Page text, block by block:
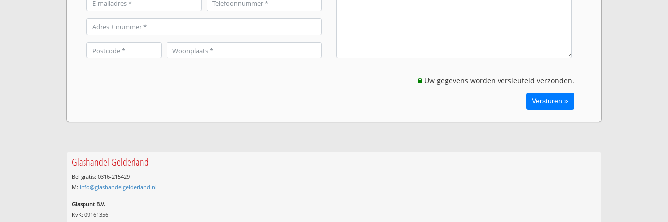
Uw gegevens worden versleuteld verzonden.
Glashandel Gelderland
Bel gratis: 0316-215429
M: info@glashandelgelderland.nl
Glaspunt B.V.
KvK: 09161356